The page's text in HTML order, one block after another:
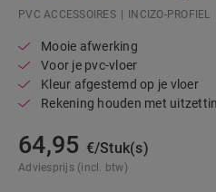
PVC ACCESSOIRES INCIZO-PROFIEL
Mooie afwerking
Voor je pvc-vloer
Kleur afgestemd op je vloer
Rekening houden met
64,95 €/Stuk(s)
Adviesprijs (incl. btw)